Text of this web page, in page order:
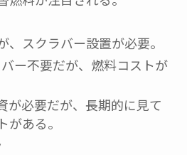
、スクラバー設置が必要。
ー不要だが、燃料コストが
が必要だが、長期的に見て
がある。